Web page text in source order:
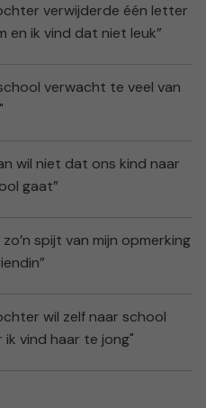
verwijderde één letter
en ik vind dat niet leuk”
verwacht te veel van
wil niet dat ons kind naar
gaat”
zo’n spijt van mijn opmerking
wil zelf naar school
ik vind haar te jong"